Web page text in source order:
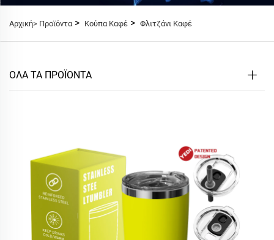
Αρχική> Προϊόντα > Κούπα Καφέ > Φλιτζάνι Καφέ
ΟΛΑ ΤΑ ΠΡΟΪΟΝΤΑ